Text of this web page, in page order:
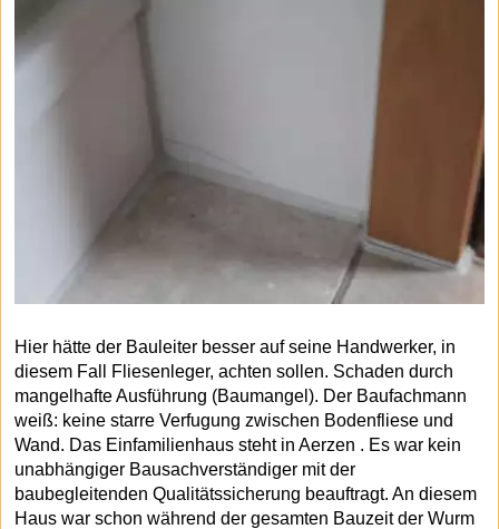
Hier hätte der Bauleiter besser auf seine Handwerker, in
diesem Fall Fliesenleger, achten sollen. Schaden durch
mangelhafte Ausführung (Baumangel). Der Baufachmann
weiß: keine starre Verfugung zwischen Bodenfliese und
Wand. Das Einfamilienhaus steht in Aerzen . Es war kein
unabhängiger Bausachverständiger mit der
baubegleitenden Qualitätssicherung beauftragt. An diesem
Haus war schon während der gesamten Bauzeit der Wurm